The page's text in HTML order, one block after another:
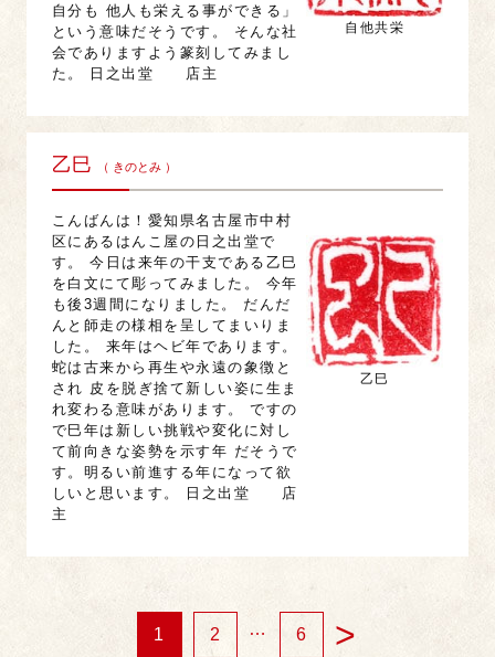
自他共栄
自分も 他人も栄える事ができる」
という意味だそうです。 そんな社
会でありますよう篆刻してみまし
た。 日之出堂 店主
乙巳 （ きのとみ ）
乙巳
こんばんは！愛知県名古屋市中村
区にあるはんこ屋の日之出堂で
す。 今日は来年の干支である乙巳
を白文にて彫ってみました。 今年
も後3週間になりました。 だんだ
んと師走の様相を呈してまいりま
した。 来年はヘビ年であります。
蛇は古来から再生や永遠の象徴と
され 皮を脱ぎ捨て新しい姿に生ま
れ変わる意味があります。 ですの
で巳年は新しい挑戦や変化に対し
て前向きな姿勢を示す年 だそうで
す。明るい前進する年になって欲
しいと思います。 日之出堂 店
主
1 2 … 6 >